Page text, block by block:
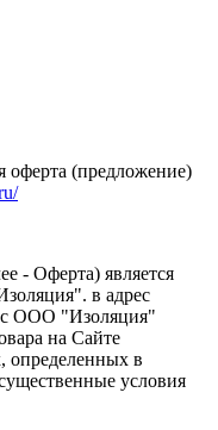
оферта (предложение)
- Оферта) является
в адрес
с ООО "Изоляция"
на Сайте
определенных в
условия